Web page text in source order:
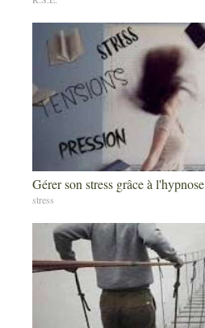
Gérer son stress grâce à l'hypnose
stress